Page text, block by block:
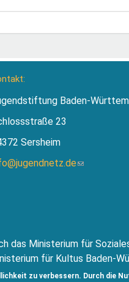
zu verbessern. Durch die
Baden-
23
Sersheim
(Link
das Ministerium für
für Kultus Baden-
Baden-